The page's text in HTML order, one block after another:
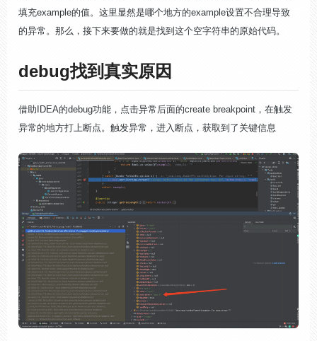
填充example的值。这里显然是哪个地方的example设置不合理导致
的异常。那么，接下来要做的就是找到这个空字符串的原始代码。
debug找到真实原因
借助IDEA的debug功能，点击异常后面的create breakpoint，在触发
异常的地方打上断点。触发异常，进入断点，获取到了关键信息